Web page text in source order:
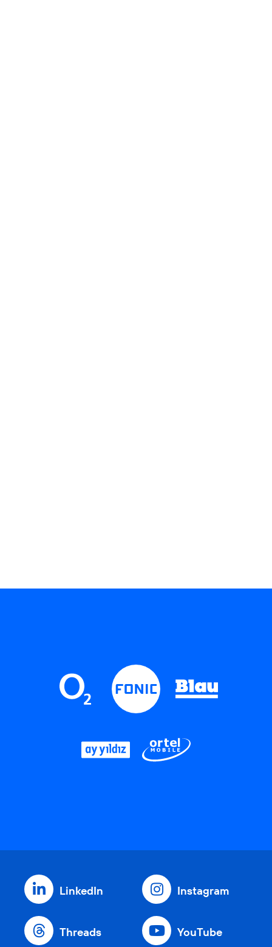
LinkedIn Instagram
Threads YouTube